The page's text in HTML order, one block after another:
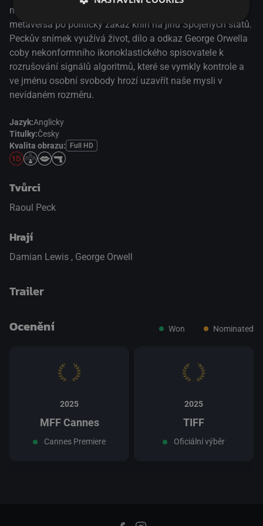
mašinerii, od marketingových sítí komerčních větví
metaversa po politický zákaz knih na jihu Spojených států.
Peckův snímek využívá život, dílo a odkaz George Orwella
coby nekonformního ikonoklastického spisovatele k
rozrušování signálů algoritmů, které se vymkly kontrole a
ve jménu osobní svobody hrozí uzavřít naše mysli v
nevídaném rozměru.
Jazyk:Anglicky
Titulky:Česky
Kvalita obrazu:
Full HD
Tvůrci
Raoul Peck
Hrají
Damian Lewis , George Orwell
Trailer
přepnout na HTML5 přehrávač
Ocenění Won Nominated
2025
MFF Cannes
Cannes Premiere
2025
TIFF
Oficiální výběr